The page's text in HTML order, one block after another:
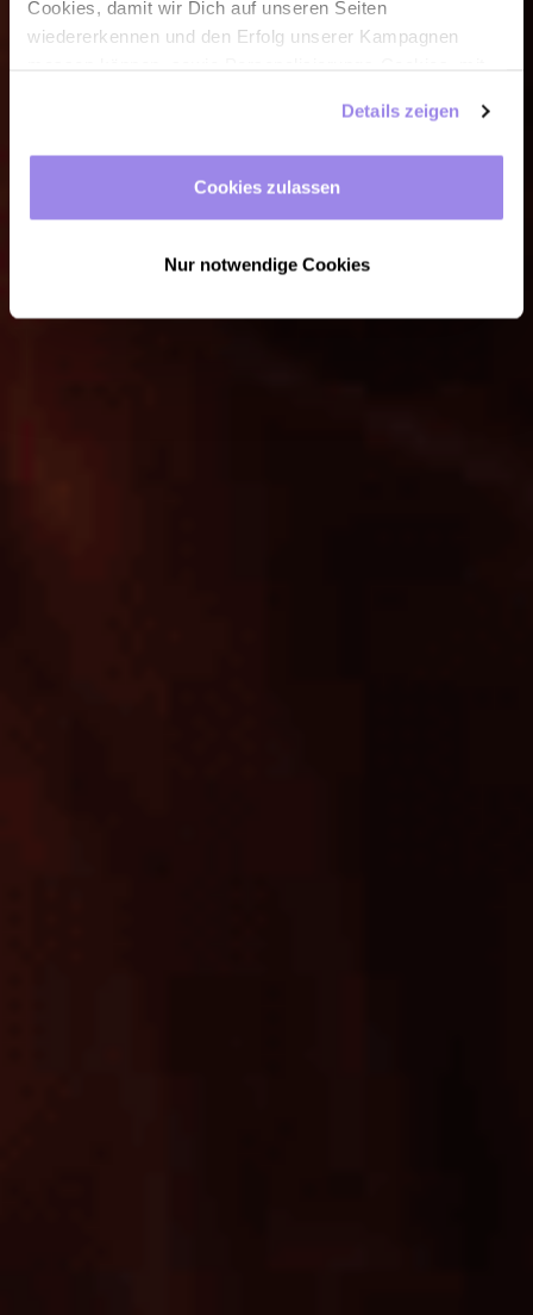
Cookies, damit wir Dich auf unseren Seiten
wiedererkennen und den Erfolg unserer Kampagnen
außerhalb unserer Webseite. Du kannst jederzeit – auch
später noch – festlegen, welche Cookies Du zulässt und
Details zeigen
Cookies zulassen
Nur notwendige Cookies
collection by
jetzt
bis zu 30 %
sparen